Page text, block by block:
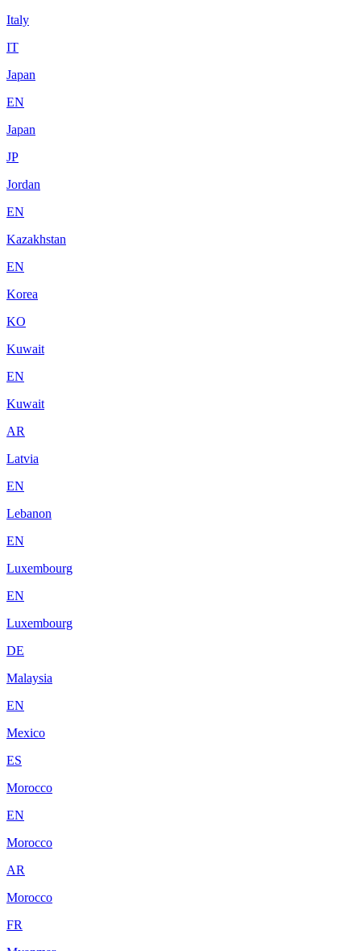
Italy
IT
Japan
EN
Japan
JP
Jordan
EN
Kazakhstan
EN
Korea
KO
Kuwait
EN
Kuwait
AR
Latvia
EN
Lebanon
EN
Luxembourg
EN
Luxembourg
DE
Malaysia
EN
Mexico
ES
Morocco
EN
Morocco
AR
Morocco
FR